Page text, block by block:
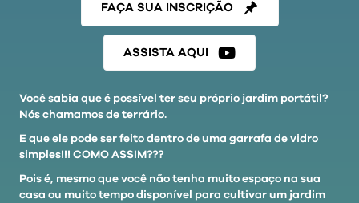
FAÇA SUA INSCRIÇÃO
ASSISTA AQUI
Você sabia que é possível ter seu próprio jardim portátil?
Nós chamamos de terrário.
E que ele pode ser feito dentro de uma garrafa de vidro
simples!!! COMO ASSIM???
Pois é, mesmo que você não tenha muito espaço na sua
casa ou muito tempo disponível para cultivar um jardim